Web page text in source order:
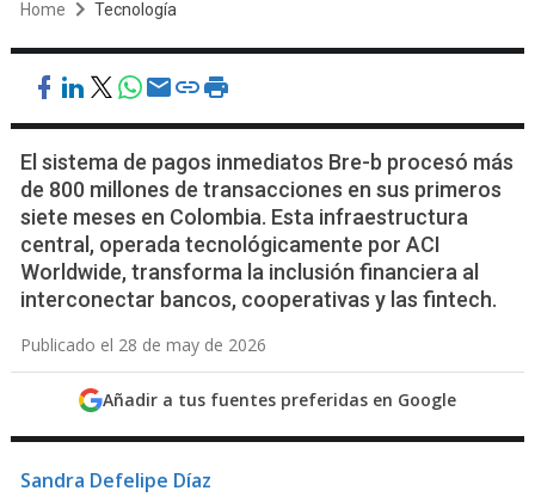
Home Tecnología
El sistema de pagos inmediatos Bre-b procesó más
de 800 millones de transacciones en sus primeros
siete meses en Colombia. Esta infraestructura
central, operada tecnológicamente por ACI
Worldwide, transforma la inclusión financiera al
interconectar bancos, cooperativas y las fintech.
Publicado el 28 de may de 2026
Añadir a tus fuentes preferidas en Google
Sandra Defelipe Díaz